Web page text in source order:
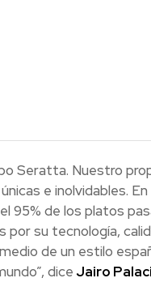
Seratta. Nuestro
e inolvidables.
de los platos
por su tecnología,
de un estilo
dice Jairo